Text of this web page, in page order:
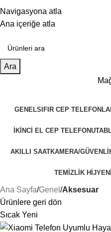
Navigasyona atla
Ana içeriğe atla
25 YILLIK
25 YILLIK
Ara
GENELSIFIR CEP
İKINCI EL CEP TELEFONU
AKILLI SAATKAMERA/
TEMIZLIK HIJYEN
Ana Sayfa Genel Aksesuar
Ürünlere geri dön
Sıcak Yeni